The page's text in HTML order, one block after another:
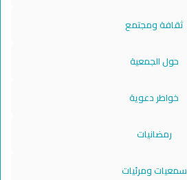
ثقافة ومجتمع
حول الجمعية
خواطر دعوية
رمضانيات
سمعيات ومرئيات